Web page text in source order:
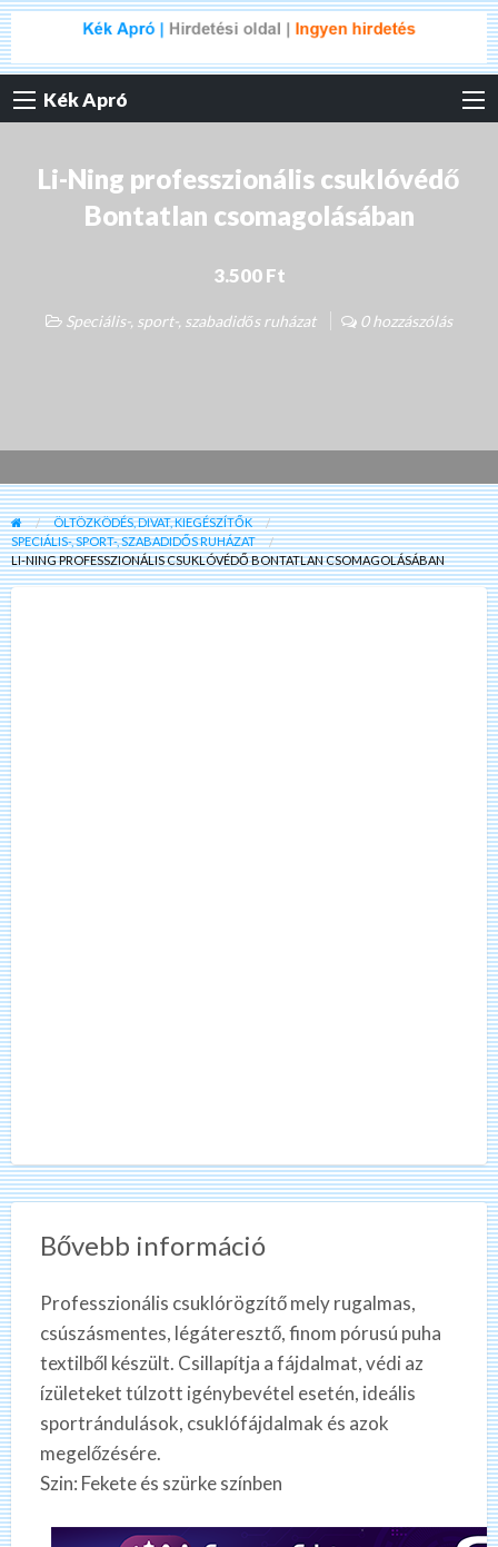
Kék Apró
Li-Ning professzionális csuklóvédő
Bontatlan csomagolásában
3.500 Ft
Speciális-, sport-, szabadidős ruházat 0 hozzászólás
ÖLTÖZKÖDÉS, DIVAT, KIEGÉSZÍTŐK
SPECIÁLIS-, SPORT-, SZABADIDŐS RUHÁZAT
LI-NING PROFESSZIONÁLIS CSUKLÓVÉDŐ BONTATLAN CSOMAGOLÁSÁBAN
Bővebb információ
Professzionális csuklórögzítő mely rugalmas,
csúszásmentes, légáteresztő, finom pórusú puha
textilből készült. Csillapítja a fájdalmat, védi az
ízületeket túlzott igénybevétel esetén, ideális
sportrándulások, csuklófájdalmak és azok
megelőzésére.
Szin: Fekete és szürke színben